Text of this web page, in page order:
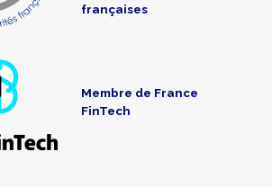
françaises
Membre de France
FinTech